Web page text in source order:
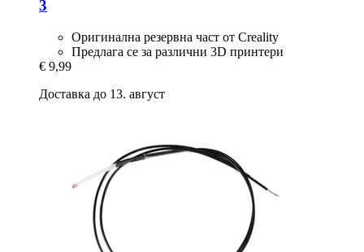
3
Оригинална резервна част от Creality
Предлага се за различни 3D принтери
€ 9,99
Доставка до 13. август